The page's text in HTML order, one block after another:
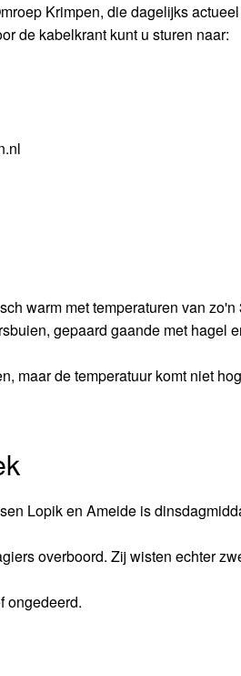
Krimpen, die dagelijks
de kabelkrant kunt u sturen naar:
warm met temperaturen van
gepaard gaande met hagel
maar de temperatuur komt niet
Lopik en Ameide is
overboord. Zij wisten echter
ongedeerd.